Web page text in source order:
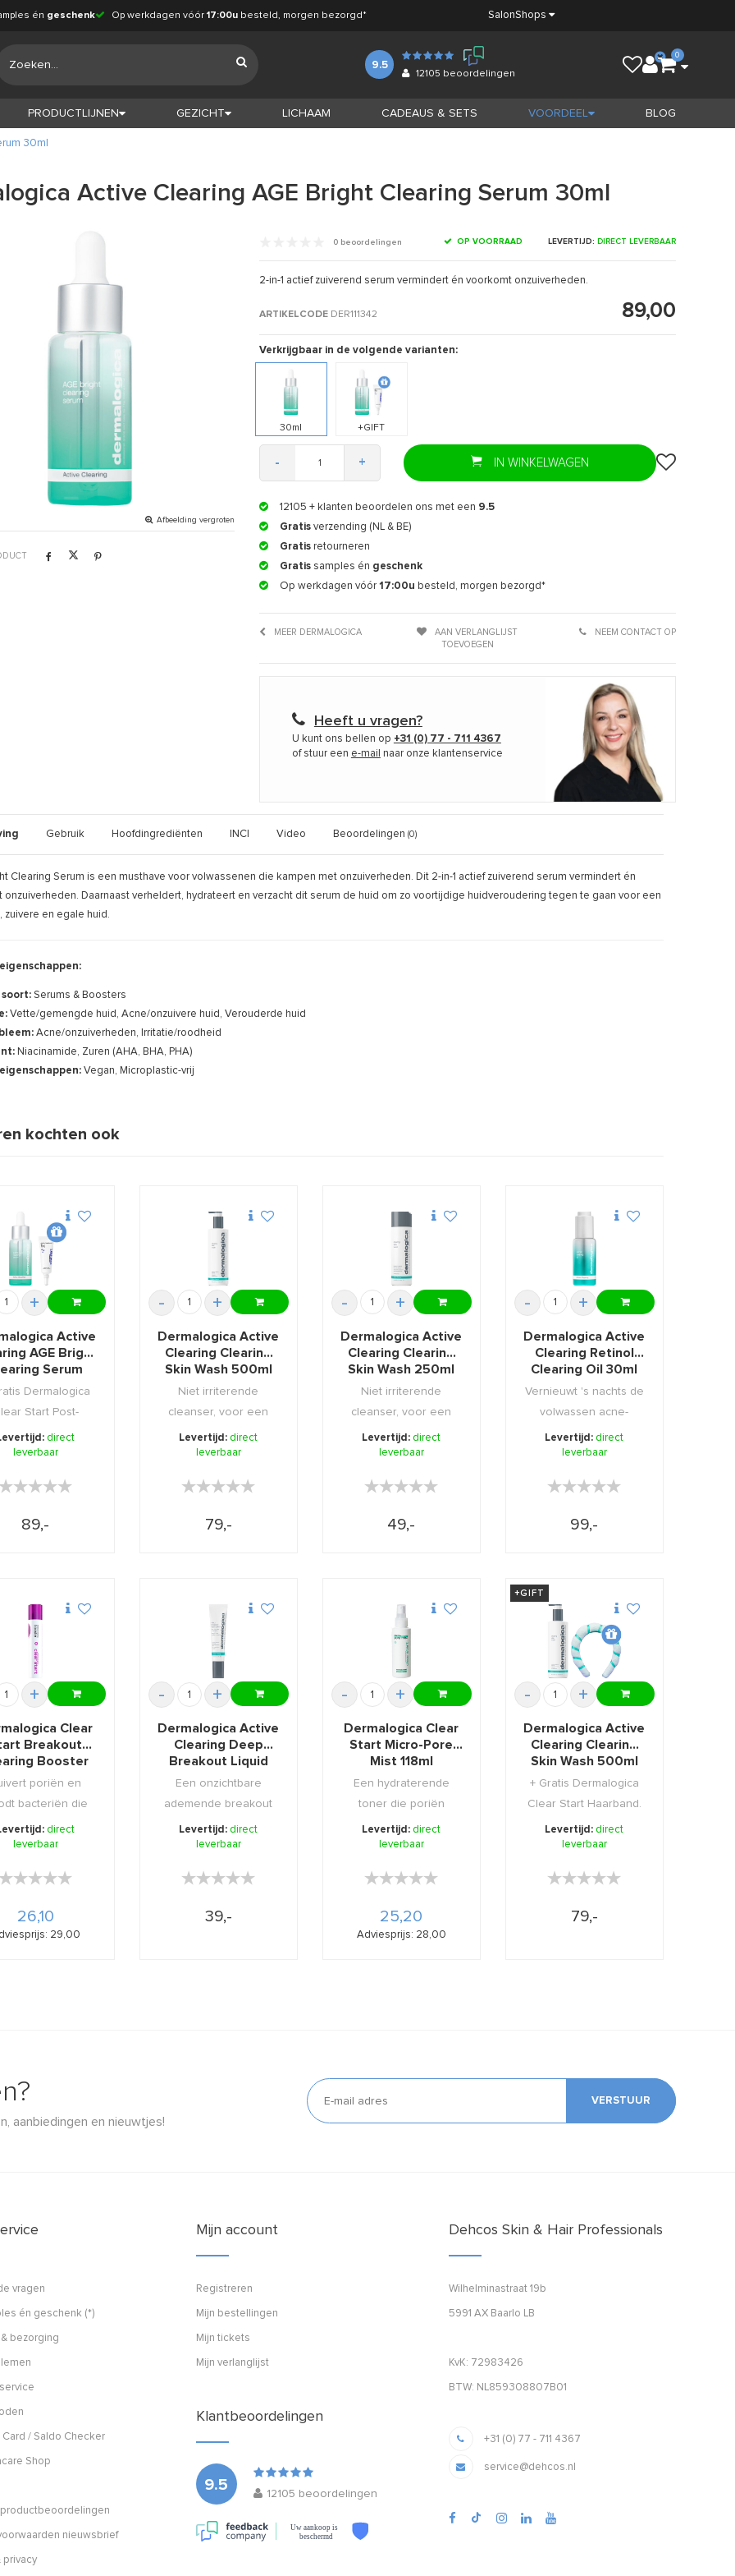
én geschenk Op werkdagen vóór 17:00u besteld, morgen bezorgd* SalonShops
9.5
12105 beoordelingen
0
PRODUCTLIJNEN GEZICHT LICHAAM CADEAUS & SETS VOORDEEL BLOG
30ml
Active Clearing AGE Bright Clearing Serum 30ml
Afbeelding vergroten
0 beoordelingen OP VOORRAAD LEVERTIJD: DIRECT LEVERBAAR
2-in-1 actief zuiverend serum vermindert én voorkomt onzuiverheden.
ARTIKELCODEDER111342 89,00
Verkrijgbaar in de volgende varianten:
30ml +GIFT
- + IN WINKELWAGEN
12105 + klanten beoordelen ons met een 9.5
Gratisverzending (NL & BE)
Gratisretourneren
Gratissamples én geschenk
Op werkdagen vóór 17:00u besteld, morgen bezorgd*
MEER DERMALOGICA
AAN VERLANGLIJST
TOEVOEGEN
NEEM CONTACT OP
Heeft u vragen?
U kunt ons bellen op +31 (0) 77 - 711 4367
of stuur een e-mail naar onze klantenservice
Gebruik Hoofdingrediënten INCI Video Beoordelingen (0)
Clearing Serum is een musthave voor volwassenen die kampen met onzuiverheden. Dit 2-in-1 actief zuiverend serum vermindert én
onzuiverheden. Daarnaast verheldert, hydrateert en verzacht dit serum de huid om zo voortijdige huidveroudering tegen te gaan voor een
zuivere en egale huid.
Serums & Boosters
Vette/gemengde huid, Acne/onzuivere huid, Verouderde huid
Acne/onzuiverheden, Irritatie/roodheid
Niacinamide, Zuren (AHA, BHA, PHA)
Vegan, Microplastic-vrij
kochten ook
+
Active
AGE Bright
Serum
30ml +GIFT
Dermalogica
Start Post-
Fix 4ml.
direct
leverbaar
★★★★★
★★★★★
89,-
- +
Dermalogica Active
Clearing Clearing
Skin Wash 500ml
Niet irriterende
cleanser, voor een
huid met teveel aan
talg ...
Levertijd: direct
leverbaar
★★★★★
★★★★★
79,-
- +
Dermalogica Active
Clearing Clearing
Skin Wash 250ml
Niet irriterende
cleanser, voor een
huid met teveel aan
talg ...
Levertijd: direct
leverbaar
★★★★★
★★★★★
49,-
- +
Dermalogica Active
Clearing Retinol
Clearing Oil 30ml
Vernieuwt 's nachts de
volwassen acne-
gevoelige huid.
Levertijd: direct
leverbaar
★★★★★
★★★★★
99,-
+
Clear
Breakout
Booster
30ml
poriën en
bacteriën die
veroor
...
direct
leverbaar
★★★★★
★★★★★
26,10
29,00
- +
Dermalogica Active
Clearing Deep
Breakout Liquid
Patch 15ml
Een onzichtbare
ademende breakout
patch, verhelpt diepe
onzu ...
Levertijd: direct
leverbaar
★★★★★
★★★★★
39,-
- +
Dermalogica Clear
Start Micro-Pore
Mist 118ml
Een hydraterende
toner die poriën
verkleint en de
talgprodu ...
Levertijd: direct
leverbaar
★★★★★
★★★★★
25,20
Adviesprijs: 28,00
+GIFT
- +
Dermalogica Active
Clearing Clearing
Skin Wash 500ml
+GIFT
+ Gratis Dermalogica
Clear Start Haarband.
Levertijd: direct
leverbaar
★★★★★
★★★★★
79,-
aanbiedingen en nieuwtjes!
VERSTUUR
vragen
én geschenk (*)
bezorging
Card / Saldo Checker
Shop
productbeoordelingen
nieuwsbrief
privacy
Mijn account
Registreren
Mijn bestellingen
Mijn tickets
Mijn verlanglijst
Klantbeoordelingen
9.5
12105 beoordelingen
Uw aankoop is
beschermd
Dehcos Skin & Hair Professionals
Wilhelminastraat 19b
5991 AX Baarlo LB
KvK: 72983426
BTW: NL859308807B01
+31 (0) 77 - 711 4367
service@dehcos.nl